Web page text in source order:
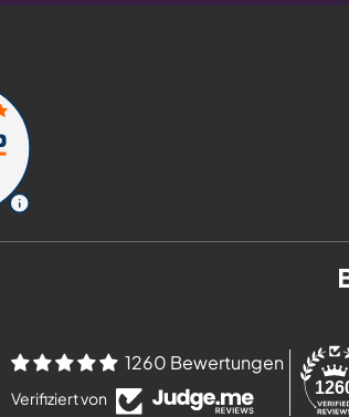
1260 Bewertungen
Verifiziert von